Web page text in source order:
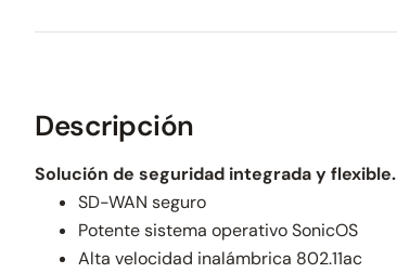
Descripción
Solución de seguridad integrada y flexible.
SD-WAN seguro
Potente sistema operativo SonicOS
Alta velocidad inalámbrica 802.11ac